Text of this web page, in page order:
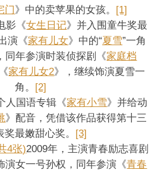
门》中的卖苹果的女孩。 [1]
影《女生日记》并入围童牛奖最
演《家有儿女》中的“夏雪”一角
同年参演时装侦探剧《家庭档
家有儿女2》，继续饰演夏雪一
角。 [2]
人国语专辑《家有小雪》并给动
》配音，凭借该作品获得第十三
奖最嫩甜心奖。 [3]
4张)2009年，主演青春励志喜剧
演女一号孙权，同年参演《青春